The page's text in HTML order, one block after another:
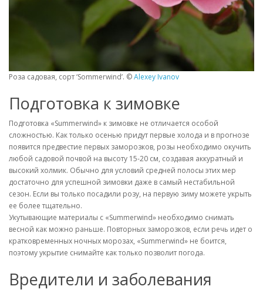
Роза садовая, сорт ‘Sommerwind’. ©Alexey Ivanov
Подготовка к зимовке
Подготовка «Summerwind» к зимовке не отличается особой
сложностью. Как только осенью придут первые холода и в прогнозе
появится предвестие первых заморозков, розы необходимо окучить
любой садовой почвой на высоту 15-20 см, создавая аккуратный и
высокий холмик. Обычно для условий средней полосы этих мер
достаточно для успешной зимовки даже в самый нестабильной
сезон. Если вы только посадили розу, на первую зиму можете укрыть
ее более тщательно.
Укутывающие материалы с «Summerwind» необходимо снимать
весной как можно раньше. Повторных заморозков, если речь идет о
кратковременных ночных морозах, «Summerwind» не боится,
поэтому укрытие снимайте как только позволит погода.
Вредители и заболевания